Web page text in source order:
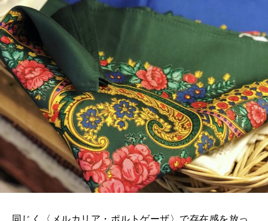
同じく〈メルカリア・ポルトゲーザ〉で存在感を放っ